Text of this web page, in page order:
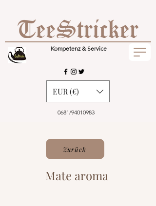
Kompetenz & Service
0681/94010983
EUR (€)
Zurück
Mate aroma